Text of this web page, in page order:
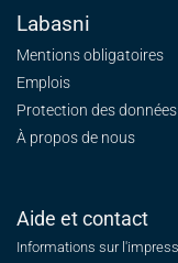
Labasni
Mentions obligatoires
Emplois
Protection des données
À propos de nous
Aide et contact
Informations sur